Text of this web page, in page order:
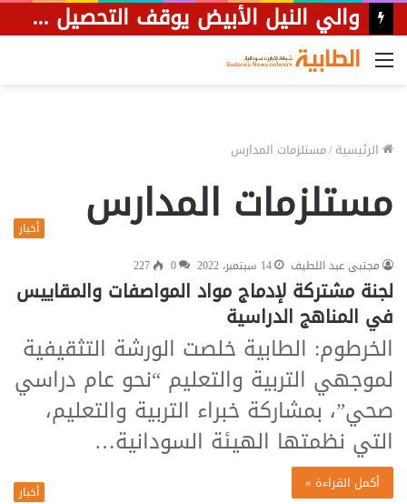
والي النيل الأبيض يوقف التحصيل الورقي ويلزم مركبات النظاميين بالتوقف للتفتيش
القائمة
الرئيسية/مستلزمات المدارس
مستلزمات المدارس
أخبار
مجتبى عبد اللطيف
14 سبتمبر، 2022 0
227
لجنة مشتركة لإدماج مواد المواصفات والمقاييس
في المناهج الدراسية
الخرطوم: الطابية خلصت الورشة التثقيفية
لموجهي التربية والتعليم “نحو عام دراسي
صحي”، بمشاركة خبراء التربية والتعليم،
التي نظمتها الهيئة السودانية…
أكمل القراءة »
أخبار